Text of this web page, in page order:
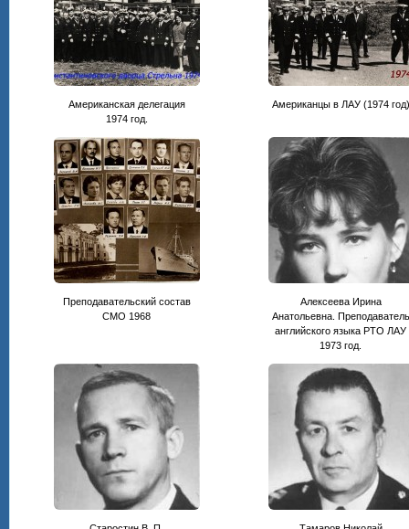
Американская делегация
1974 год.
Американцы в ЛАУ (1974 год)
Преподавательский состав
СМО 1968
Алексеева Ирина
Анатольевна. Преподаватель
английского языка РТО ЛАУ
1973 год.